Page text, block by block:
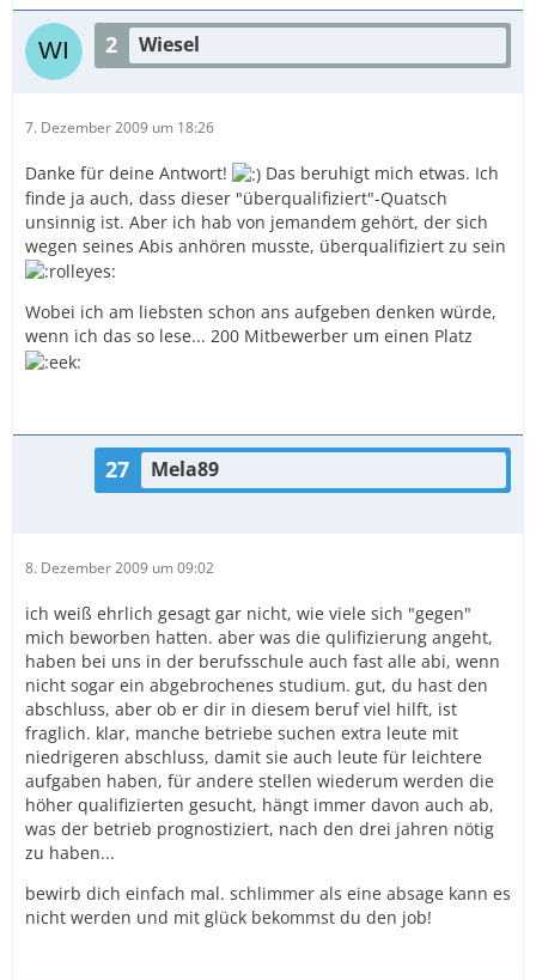
2 Wiesel
7. Dezember 2009 um 18:26
Danke für deine Antwort!
Das beruhigt mich etwas. Ich
finde ja auch, dass dieser "überqualifiziert"-Quatsch
unsinnig ist. Aber ich hab von jemandem gehört, der sich
wegen seines Abis anhören musste, überqualifiziert zu sein
Wobei ich am liebsten schon ans aufgeben denken würde,
wenn ich das so lese... 200 Mitbewerber um einen Platz
27 Mela89
8. Dezember 2009 um 09:02
ich weiß ehrlich gesagt gar nicht, wie viele sich "gegen"
mich beworben hatten. aber was die qulifizierung angeht,
haben bei uns in der berufsschule auch fast alle abi, wenn
nicht sogar ein abgebrochenes studium. gut, du hast den
abschluss, aber ob er dir in diesem beruf viel hilft, ist
fraglich. klar, manche betriebe suchen extra leute mit
niedrigeren abschluss, damit sie auch leute für leichtere
aufgaben haben, für andere stellen wiederum werden die
höher qualifizierten gesucht, hängt immer davon auch ab,
was der betrieb prognostiziert, nach den drei jahren nötig
zu haben...
bewirb dich einfach mal. schlimmer als eine absage kann es
nicht werden und mit glück bekommst du den job!